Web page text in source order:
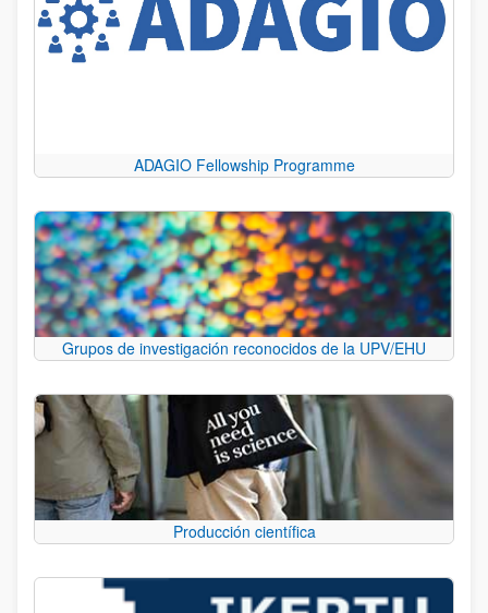
ADAGIO Fellowship Programme
Grupos de investigación reconocidos de la UPV/EHU
Producción científica